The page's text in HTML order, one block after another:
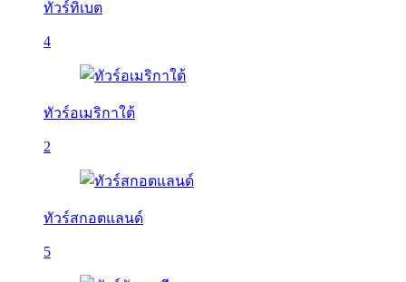
ทัวร์ทิเบต
4
ทัวร์อเมริกาใต้
2
ทัวร์สกอตแลนด์
5